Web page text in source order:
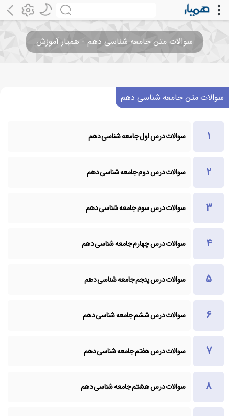
سوالات متن جامعه شناسی دهم - همیار آموزش
سوالات متن جامعه شناسی دهم
سوالات درس اول جامعه شناسی دهم
سوالات درس دوم جامعه شناسی دهم
سوالات درس سوم جامعه شناسی دهم
سوالات درس چهارم جامعه شناسی دهم
سوالات درس پنجم جامعه شناسی دهم
سوالات درس ششم جامعه شناسی دهم
سوالات درس هفتم جامعه شناسی دهم
سوالات درس هشتم جامعه شناسی دهم